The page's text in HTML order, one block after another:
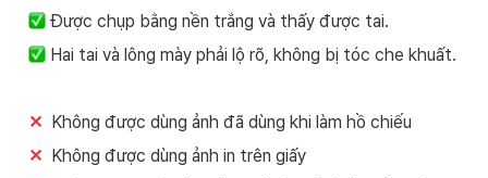
Được chụp bằng nền trắng và thấy được tai.
Hai tai và lông mày phải lộ rõ, không bị tóc che khuất.
✕ Không được dùng ảnh đã dùng khi làm hồ chiếu
✕ Không được dùng ảnh in trên giấy